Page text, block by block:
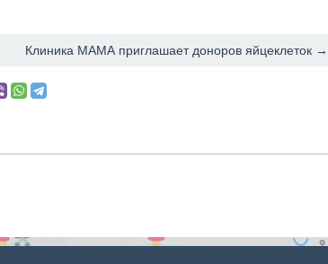
Клиника МАМА приглашает доноров яйцеклеток →